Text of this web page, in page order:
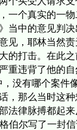
一个真实的一
当中的意见判
见，耶林当然
的打击。在此
重违背了他的
，没有哪个案
，那么当时这
法律脉搏都起
伯尔写了一封